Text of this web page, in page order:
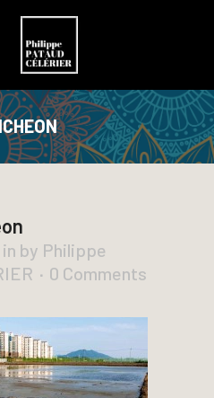
in by Philippe
0 Comments